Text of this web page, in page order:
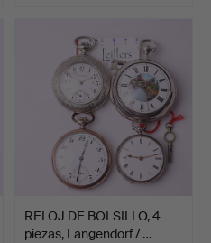
RELOJ DE BOLSILLO, 4
piezas, Langendorf / …